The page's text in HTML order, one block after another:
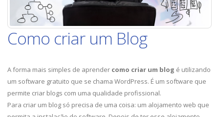
Como criar um Blog
A forma mais simples de aprender como criar um blog é utilizando
um software gratuito que se chama WordPress. É um software que
permite criar blogs com uma qualidade profissional.
Para criar um blog só precisa de uma coisa: um alojamento web que